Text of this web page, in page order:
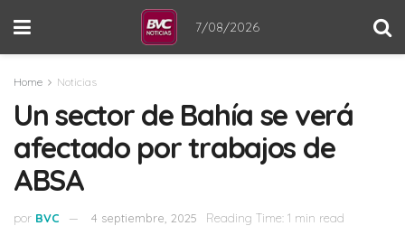
7/08/2026
Home Noticias
Un sector de Bahía se verá
afectado por trabajos de
ABSA
por BVC 4 septiembre, 2025 Reading Time: 1 min read